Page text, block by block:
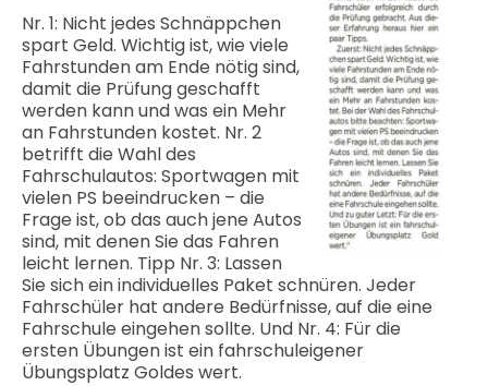
Nr. 1: Nicht jedes Schnäppchen
spart Geld. Wichtig ist, wie viele
Fahrstunden am Ende nötig sind,
damit die Prüfung geschafft
werden kann und was ein Mehr
an Fahrstunden kostet. Nr. 2
betrifft die Wahl des
Fahrschulautos: Sportwagen mit
vielen PS beeindrucken – die
Frage ist, ob das auch jene Autos
sind, mit denen Sie das Fahren
leicht lernen. Tipp Nr. 3: Lassen
Sie sich ein individuelles Paket schnüren. Jeder
Fahrschüler hat andere Bedürfnisse, auf die eine
Fahrschule eingehen sollte. Und Nr. 4: Für die
ersten Übungen ist ein fahrschuleigener
Übungsplatz Goldes wert.